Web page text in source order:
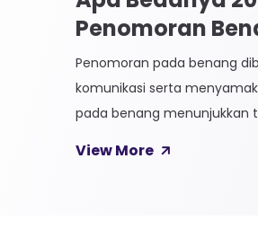
Penomoran
Penomoran pada benang
komunikasi serta
pada benang menunjukkan
View More